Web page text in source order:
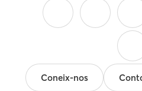
Coneix-nos